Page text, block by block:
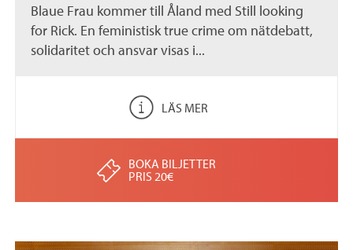
Blaue Frau kommer till Åland med Still looking
for Rick. En feministisk true crime om nätdebatt,
solidaritet och ansvar visas i...
LÄS MER
BOKA BILJETTER
PRIS 20€